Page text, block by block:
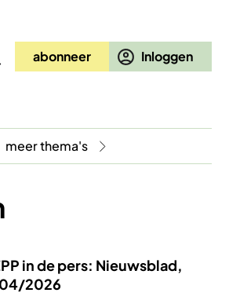
abonneer
meer thema's
in de pers: Nieuwsblad,
2026